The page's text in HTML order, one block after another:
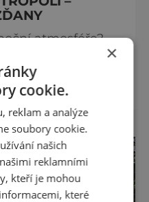
atmosféře?
kde mají adventní
k těm
Ty nejbližší
v Drážďanech –
do 24. 12. 2025.
kůži.
se
každoročně
t
×
cookie.
reklam a analýze
soubory cookie.
našich
reklamními
kteří je mohou
které